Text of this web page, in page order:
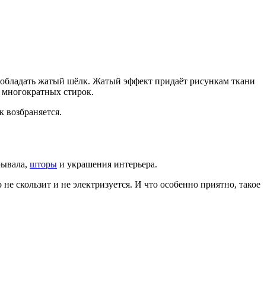
жатый шёлк. Жатый эффект придаёт рисункам ткани
многократных стирок.
шторы и украшения интерьера.
скользит и не электризуется. И что особенно приятно, такое